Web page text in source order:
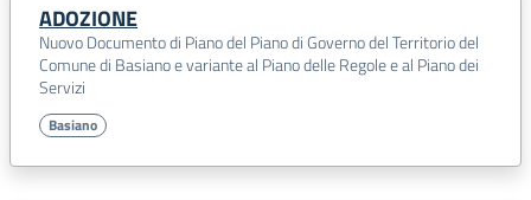
al Piano delle Regole e al Piano dei Servizi del vigente
Piano di Governo del Territorio, che avrà efficacia dalla
data di pubblicazione sul Bollettino Ufficiale della Regione
ADOZIONE
Nuovo Documento di Piano del Piano di Governo del Territorio del
Comune di Basiano e variante al Piano delle Regole e al Piano dei
Servizi
Basiano